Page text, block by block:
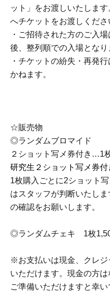
ット」をお渡しいたしま
へチケットをお渡しくださ
・ご招待された方のご入
後、整列順での入場となり
・チケットの紛失・再発
かねます。
☆販売物
◎ランダムブロマイド
２ショット写メ券付き…1
研究生２ショット写メ券
1枚購入ごとに2ショット
はスタッフが判断いたし
の確認をお願いします。
◎ランダムチェキ 1枚
※お支払いは現金、クレジ
いただけます。現金の方
ご準備いただけますと幸い